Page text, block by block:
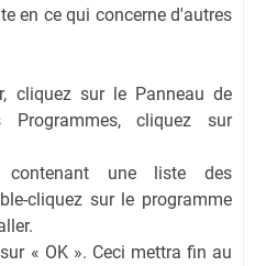
en ce qui concerne d'autres
cliquez sur le Panneau de
Programmes, cliquez sur
une liste des
cliquez sur le programme
« OK ». Ceci mettra fin au